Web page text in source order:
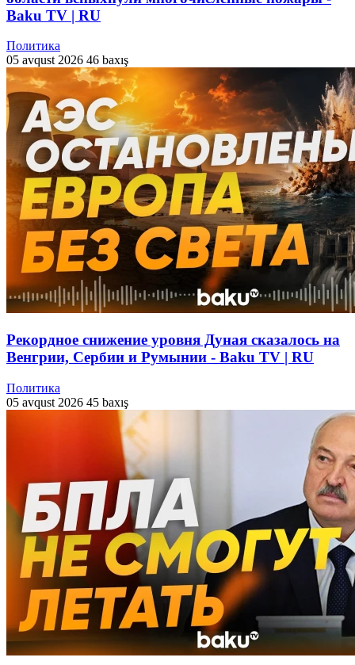
Baku TV | RU
Политика
05 avqust 2026 46 baxış
Рекордное снижение уровня Дуная сказалось на
Венгрии, Сербии и Румынии - Baku TV | RU
Политика
05 avqust 2026 45 baxış